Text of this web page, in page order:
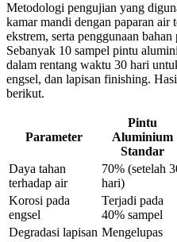
Metodologi pengujian yang
kamar mandi dengan paparan air
ekstrem, serta penggunaan
Sebanyak 10 sampel pintu
dalam rentang waktu 30 hari
engsel, dan lapisan finishing.
berikut.
Parameter
Pintu
Aluminium
Standar
Daya tahan
terhadap air
70% (setelah
hari)
Korosi pada
engsel
Terjadi pada
40% sampel
Degradasi lapisan Mengelupas